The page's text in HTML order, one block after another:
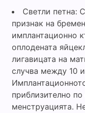
Светли петна:
признак на
имплантационно
оплодената
лигавицата на
случва между 10
приблизително
менструацията.